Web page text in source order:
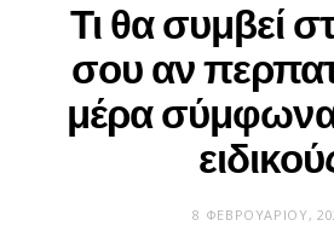
Τι θα συμβεί
σου αν
μέρα σύμφωνα
8 ΦΕΒΡΟΥΑΡΊΟΥ,